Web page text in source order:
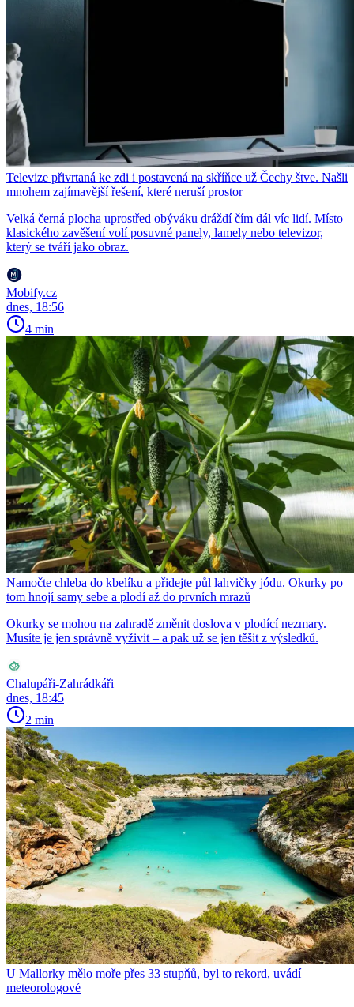
Televize přivrtaná ke zdi i postavená na skříňce už Čechy štve. Našli
mnohem zajímavější řešení, které neruší prostor
Velká černá plocha uprostřed obýváku dráždí čím dál víc lidí. Místo
klasického zavěšení volí posuvné panely, lamely nebo televizor,
který se tváří jako obraz.
Mobify.cz
dnes, 18:56
4 min
Namočte chleba do kbelíku a přidejte půl lahvičky jódu. Okurky po
tom hnojí samy sebe a plodí až do prvních mrazů
Okurky se mohou na zahradě změnit doslova v plodící nezmary.
Musíte je jen správně vyživit – a pak už se jen těšit z výsledků.
Chalupáři-Zahrádkáři
dnes, 18:45
2 min
U Mallorky mělo moře přes 33 stupňů, byl to rekord, uvádí
meteorologové